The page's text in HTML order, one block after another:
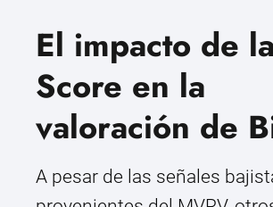
El impacto de
Score en la
valoración de
A pesar de las señales